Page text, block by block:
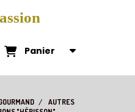
Panier
AUTRES